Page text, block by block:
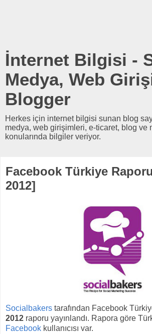
İnternet Bilgisi -
Medya, Web
Blogger
Herkes için internet bilgisi sunan blog
medya, web girişimleri, e-ticaret, blog ve
konularında bilgiler veriyor.
Facebook Türkiye
2012]
Socialbakers tarafından Facebook
2012 raporu yayınlandı. Rapora göre
Facebook kullanıcısı var.